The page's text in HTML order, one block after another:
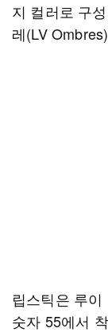
지 컬러로 구
레(LV
립스틱은 루
숫자 55에서